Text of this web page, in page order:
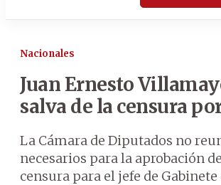
Nacionales
Juan Ernesto
salva de la censura
La Cámara de Diputados no
necesarios para la aprobación
censura para el jefe de Gabinete